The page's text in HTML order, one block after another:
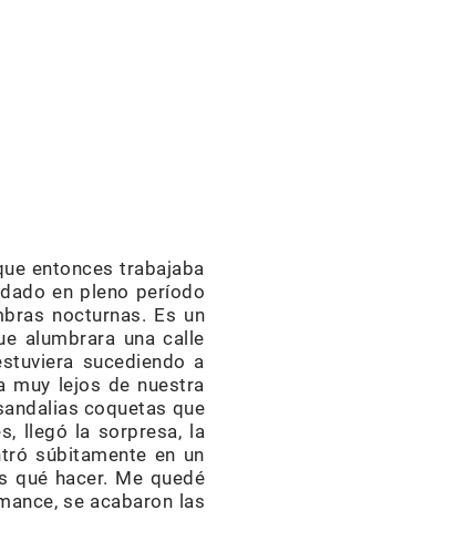
entonces trabajaba
en pleno período
nocturnas. Es un
alumbrara una calle
sucediendo a
muy lejos de nuestra
coquetas que
llegó la sorpresa, la
súbitamente en un
qué hacer. Me quedé
se acabaron las